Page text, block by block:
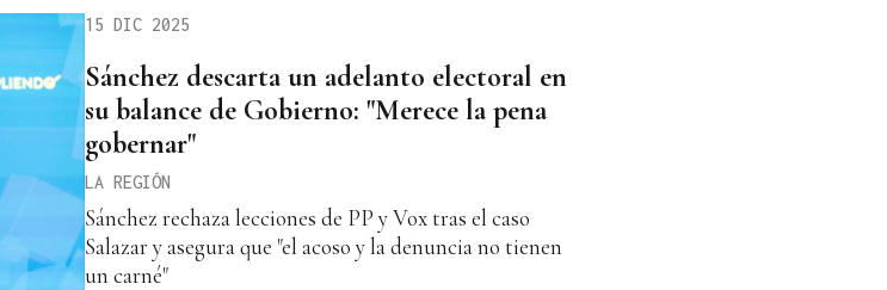
15 DIC 2025
Sánchez descarta un adelanto electoral en
su balance de Gobierno: "Merece la pena
gobernar"
LA REGIÓN
Sánchez rechaza lecciones de PP y Vox tras el caso
Salazar y asegura que "el acoso y la denuncia no tienen
un carné"